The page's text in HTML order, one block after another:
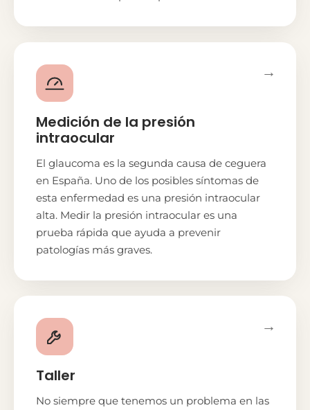
Medición de la presión
intraocular
El glaucoma es la segunda causa de ceguera
en España. Uno de los posibles síntomas de
esta enfermedad es una presión intraocular
alta. Medir la presión intraocular es una
prueba rápida que ayuda a prevenir
patologías más graves.
→
Taller
No siempre que tenemos un problema en las
→